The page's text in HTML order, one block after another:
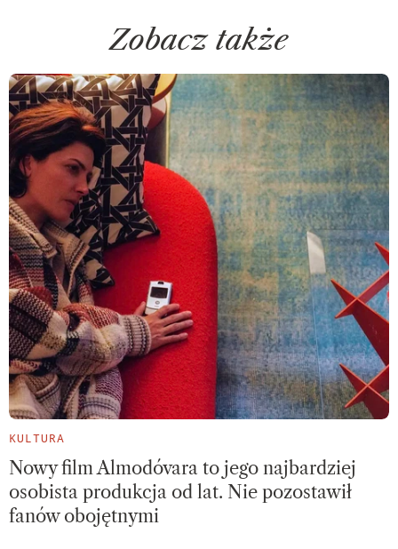
Zobacz także
KULTURA
Nowy film Almodóvara to jego najbardziej
osobista produkcja od lat. Nie pozostawił
fanów obojętnymi